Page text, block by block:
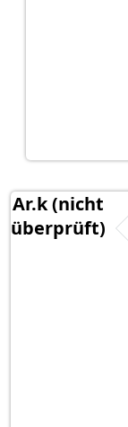
Ar.k (nicht
überprüft)